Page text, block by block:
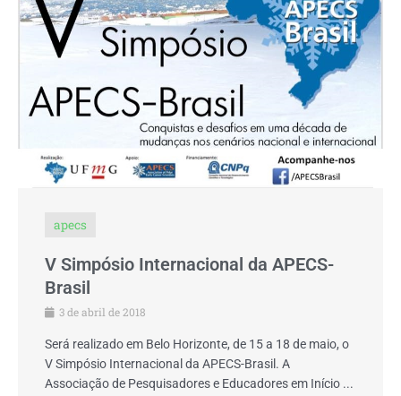
apecs
V Simpósio Internacional da APECS-
Brasil
3 de abril de 2018
Será realizado em Belo Horizonte, de 15 a 18 de maio, o
V Simpósio Internacional da APECS-Brasil. A
Associação de Pesquisadores e Educadores em Início ...